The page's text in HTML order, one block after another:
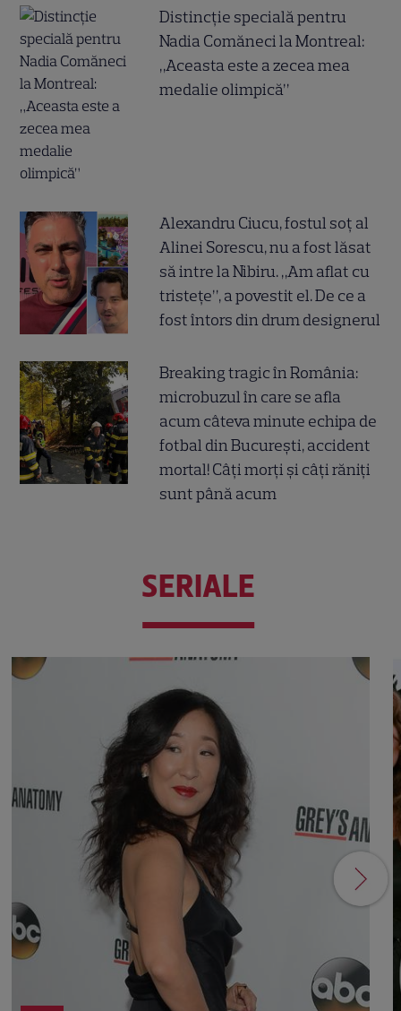
Distincție specială pentru
Nadia Comăneci la Montreal:
„Aceasta este a zecea mea
medalie olimpică”
Alexandru Ciucu, fostul soț al
Alinei Sorescu, nu a fost lăsat
să intre la Nibiru. „Am aflat cu
tristețe”, a povestit el. De ce a
fost întors din drum designerul
Breaking tragic în România:
microbuzul în care se afla
acum câteva minute echipa de
fotbal din București, accident
mortal! Câți morți și câți răniți
sunt până acum
SERIALE